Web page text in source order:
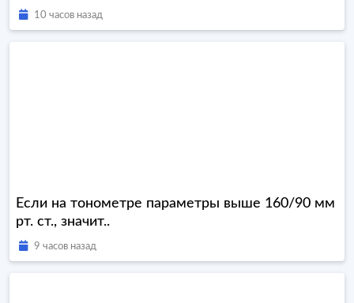
10 часов назад
Если на тонометре параметры выше 160/90 мм
рт. ст., значит..
9 часов назад